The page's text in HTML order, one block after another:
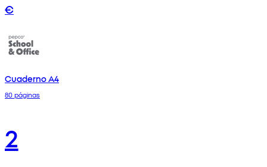
€
Cuaderno A4
80 páginas
2